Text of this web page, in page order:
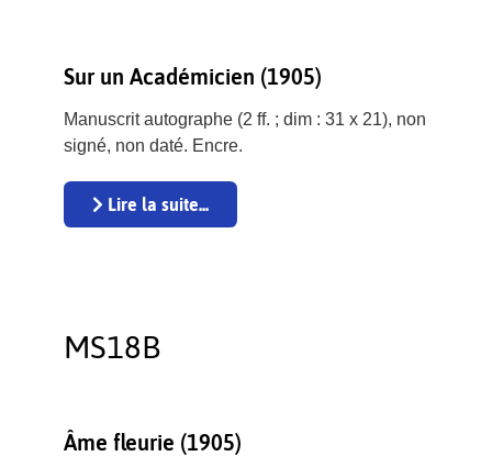
Sur un Académicien (1905)
Manuscrit autographe (2 ff. ; dim : 31 x 21), non
signé, non daté. Encre.
Lire la suite...
MS18B
Âme fleurie (1905)